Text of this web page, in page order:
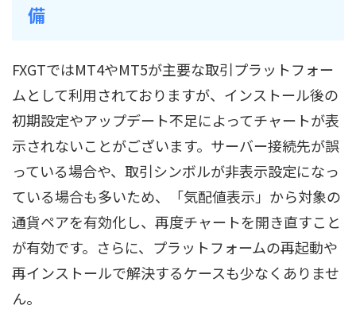
備
FXGTではMT4やMT5が主要な取引プラットフォー
ムとして利用されておりますが、インストール後の
初期設定やアップデート不足によってチャートが表
示されないことがございます。サーバー接続先が誤
っている場合や、取引シンボルが非表示設定になっ
ている場合も多いため、「気配値表示」から対象の
通貨ペアを有効化し、再度チャートを開き直すこと
が有効です。さらに、プラットフォームの再起動や
再インストールで解決するケースも少なくありませ
ん。